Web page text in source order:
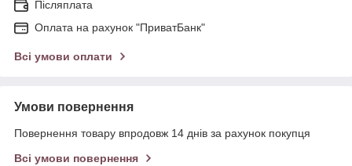
Післяплата
Оплата на рахунок "ПриватБанк"
Всі умови оплати
Умови повернення
Повернення товару впродовж 14 днів за рахунок покупця
Всі умови повернення